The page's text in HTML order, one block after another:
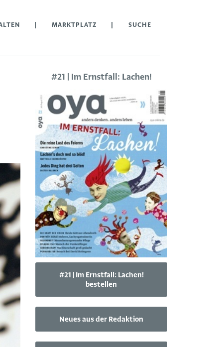
MARKTPLATZ SUCHE
#21 | Im Ernstfall: Lachen!
#21 | Im Ernstfall: Lachen!
bestellen
Neues aus der Redaktion